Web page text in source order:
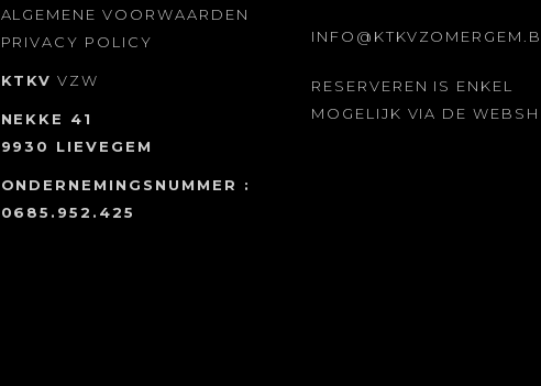
ALGEMENE VOORWAARDEN
PRIVACY POLICY
KTKV VZW
NEKKE 41
9930 LIEVEGEM
ONDERNEMINGSNUMMER :
0685.952.425
RESERVEREN IS ENKEL
MOGELIJK VIA DE